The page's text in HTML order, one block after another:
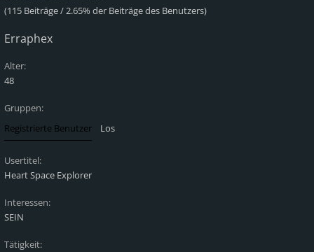
(115 Beiträge / 2.65% der Beiträge des Benutzers)
Erraphex
Alter:
48
Gruppen:
Usertitel:
Heart Space Explorer
Interessen:
SEIN
Tätigkeit: